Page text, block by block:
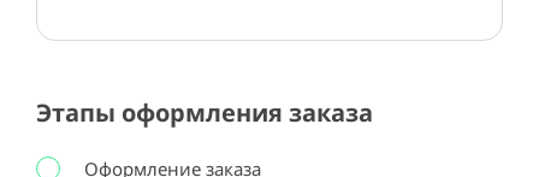
Этапы оформления заказа
Оформление заказа